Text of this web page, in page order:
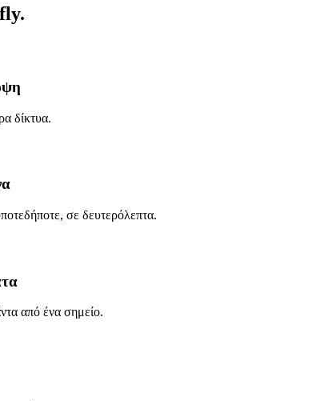
δίκτυα.
σε δευτερόλεπτα.
από ένα σημείο.